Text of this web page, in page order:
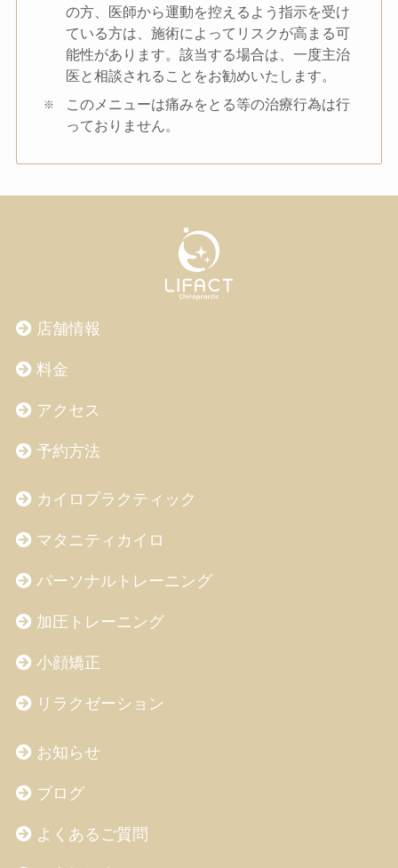
の方、医師から運動を控えるよう指示を受け
ている方は、施術によってリスクが高まる可
能性があります。該当する場合は、一度主治
医と相談されることをお勧めいたします。
このメニューは痛みをとる等の治療行為は行
っておりません。
店舗情報
料金
アクセス
予約方法
カイロプラクティック
マタニティカイロ
パーソナルトレーニング
加圧トレーニング
小顔矯正
リラクゼーション
お知らせ
ブログ
よくあるご質問